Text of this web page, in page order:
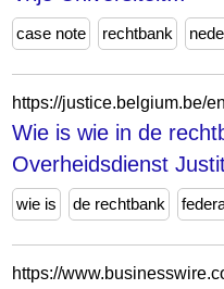
case note rechtbank
https://justice.belgium.be/
Wie is wie in de
Overheidsdienst
wie is de rechtbank